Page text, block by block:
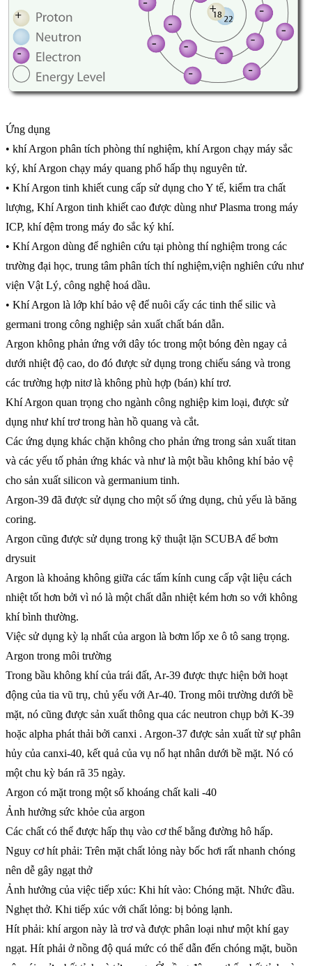
Ứng dụng
• khí Argon phân tích phòng thí nghiệm, khí Argon chạy máy sắc
ký, khí Argon chạy máy quang phổ hấp thụ nguyên tử.
• Khí Argon tinh khiết cung cấp sử dụng cho Y tế, kiểm tra chất
lượng, Khí Argon tinh khiết cao được dùng như Plasma trong máy
ICP, khí đệm trong máy đo sắc ký khí.
• Khí Argon dùng để nghiên cứu tại phòng thí nghiệm trong các
trường đại học, trung tâm phân tích thí nghiệm,viện nghiên cứu như
viện Vật Lý, công nghệ hoá dầu.
• Khí Argon là lớp khí bảo vệ để nuôi cấy các tinh thể silic và
germani trong công nghiệp sản xuất chất bán dẫn.
Argon không phản ứng với dây tóc trong một bóng đèn ngay cả
dưới nhiệt độ cao, do đó được sử dụng trong chiếu sáng và trong
các trường hợp nitơ là không phù hợp (bán) khí trơ.
Khí Argon quan trọng cho ngành công nghiệp kim loại, được sử
dụng như khí trơ trong hàn hồ quang và cắt.
Các ứng dụng khác chặn không cho phản ứng trong sản xuất titan
và các yếu tố phản ứng khác và như là một bầu không khí bảo vệ
cho sản xuất silicon và germanium tinh.
Argon-39 đã được sử dụng cho một số ứng dụng, chủ yếu là băng
coring.
Argon cũng được sử dụng trong kỹ thuật lặn SCUBA để bơm
drysuit
Argon là khoảng không giữa các tấm kính cung cấp vật liệu cách
nhiệt tốt hơn bởi vì nó là một chất dẫn nhiệt kém hơn so với không
khí bình thường.
Việc sử dụng kỳ lạ nhất của argon là bơm lốp xe ô tô sang trọng.
Argon trong môi trường
Trong bầu không khí của trái đất, Ar-39 được thực hiện bởi hoạt
động của tia vũ trụ, chủ yếu với Ar-40. Trong môi trường dưới bề
mặt, nó cũng được sản xuất thông qua các neutron chụp bởi K-39
hoặc alpha phát thải bởi canxi . Argon-37 được sản xuất từ sự phân
hủy của canxi-40, kết quả của vụ nổ hạt nhân dưới bề mặt. Nó có
một chu kỳ bán rã 35 ngày.
Argon có mặt trong một số khoáng chất kali -40
Ảnh hưởng sức khỏe của argon
Các chất có thể được hấp thụ vào cơ thể bằng đường hô hấp.
Nguy cơ hít phải: Trên mặt chất lỏng này bốc hơi rất nhanh chóng
nên dễ gây ngạt thở
Ảnh hưởng của việc tiếp xúc: Khi hít vào: Chóng mặt. Nhức đầu.
Nghẹt thở. Khi tiếp xúc với chất lỏng: bị bỏng lạnh.
Hít phải: khí argon này là trơ và được phân loại như một khí gay
ngạt. Hít phải ở nồng độ quá mức có thể dẫn đến chóng mặt, buồn